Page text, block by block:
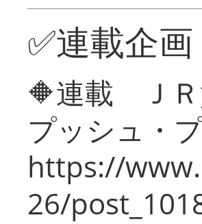
✅連載企画
🔶連載 Ｊ
プッシュ・
https://
26/